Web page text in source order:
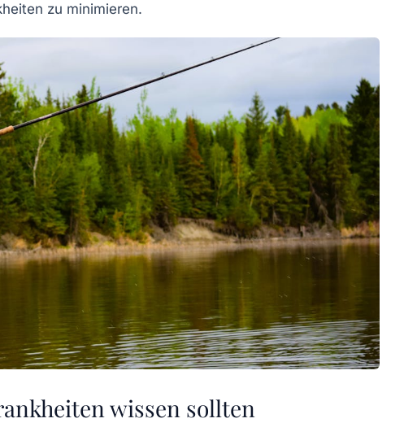
zu minimieren.
wissen sollten